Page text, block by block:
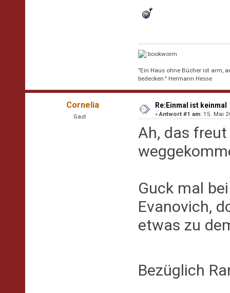
"Ein Haus ohne Bücher ist arm,
bedecken." Hermann Hesse
Cornelia
Gast
Re:Einmal ist keinmal
«Antwort #1 am: 15. Mai
Ah, das
Guck mal
Evanovich,
etwas zu
Bezüglich